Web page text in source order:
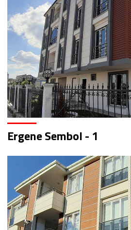
Ergene Sembol - 1